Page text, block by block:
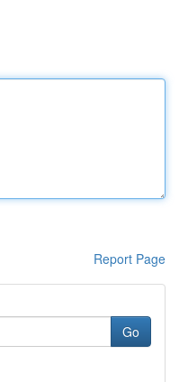
Report Page
Go